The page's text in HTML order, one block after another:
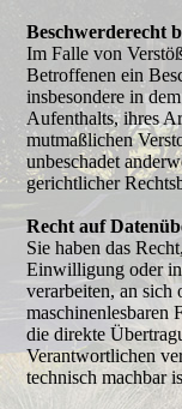
Beschwerderecht
Im Falle von
Betroffenen ein
insbesondere in
Aufenthalts, ihres
mutmaßlichen
unbeschadet
gerichtlicher
Recht auf
Sie haben das
Einwilligung oder
verarbeiten, an sich
maschinenlesbaren
die direkte
Verantwortlichen
technisch machbar